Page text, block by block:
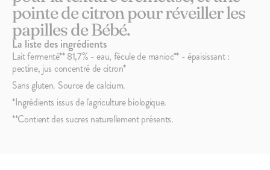
pointe de citron pour réveiller les
papilles de Bébé.
La liste des ingrédients
Lait fermenté** 81,7% - eau, fécule de manioc** - épaisissant :
pectine, jus concentré de citron*
Sans gluten. Source de calcium.
*Ingrédients issus de l'agriculture biologique.
**Contient des sucres naturellement présents.